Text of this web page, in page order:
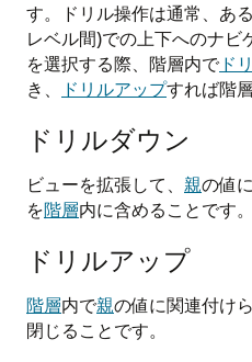
す。ドリル操作は通常、ある
レベル間)での上下へのナビ
を選択する際、階層内でド
き、
ドリルアップすれば階
ドリルダウン
ビューを拡張して、 親の値
を階層内に含めることです。
ドリルアップ
階層内で親の値に関連付け
閉じることです。